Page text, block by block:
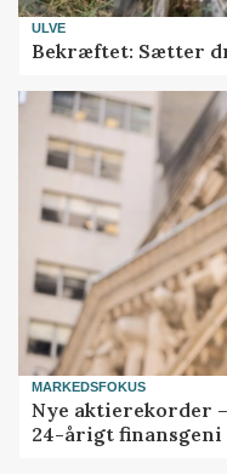
ULVE
Bekræftet: Sætter
MARKEDSFOKUS
Nye aktierekorder
24-årigt finansgeni